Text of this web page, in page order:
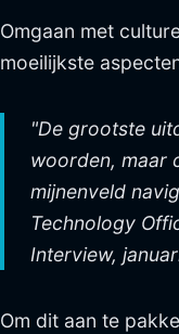
Omgaan met
moeilijkste
"De grootste
woorden, maar
mijnenveld
Technology
Interview,
Om dit aan te